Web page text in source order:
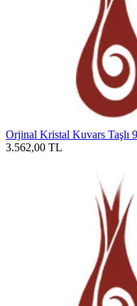
Orjinal Kristal Kuvars Taşlı
3.562,00 TL